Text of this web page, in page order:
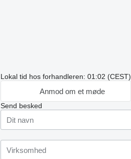
Lokal tid hos forhandleren: 01:02 (CEST)
Anmod om et møde
Send besked